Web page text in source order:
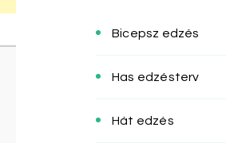
Bicepsz edzés
Has edzésterv
Hát edzés